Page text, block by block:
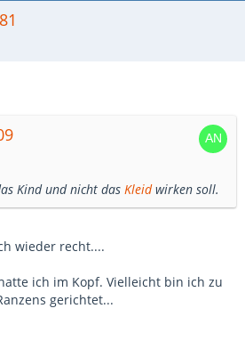
Kind und nicht das Kleidwirken soll.
wieder recht....
ich im Kopf. Vielleicht bin ich zu
gerichtet...